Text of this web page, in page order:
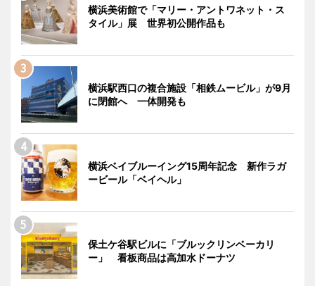
横浜美術館で「マリー・アントワネット・ス
タイル」展 世界初公開作品も
横浜駅西口の複合施設「相鉄ムービル」が9月
に閉館へ 一体開発も
横浜ベイブルーイング15周年記念 新作ラガ
ービール「ベイヘル」
保土ケ谷駅ビルに「ブルックリンベーカリ
ー」 看板商品は高加水ドーナツ